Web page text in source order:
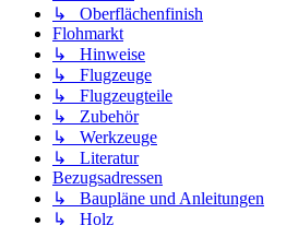
↳ Oberflächenfinish
Flohmarkt
↳ Hinweise
↳ Flugzeuge
↳ Flugzeugteile
↳ Zubehör
↳ Werkzeuge
↳ Literatur
Bezugsadressen
↳ Baupläne und Anleitungen
↳ Holz